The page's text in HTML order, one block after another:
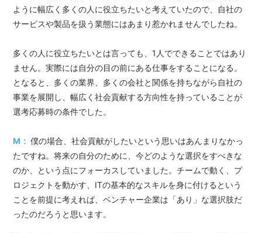
ように幅広く多くの人に役立ちたいと考えていたので、自社の
サービスや製品を扱う業態にはあまり惹かれませんでしたね。
多くの人に役立ちたいとは言っても、1人でできることではあり
ません。実際には自分の目の前にある仕事をすることになる。
となると、多くの業界、多くの会社と関係を持ちながら自社の
事業を展開し、幅広く社会貢献する方向性を持っていることが
選考応募時の条件でした。
M：僕の場合、社会貢献がしたいという思いはあんまりなかっ
たですね。将来の自分のために、今どのような選択をすべきな
のか、という点にフォーカスしていました。チームで動く、プ
ロジェクトを動かす、ITの基本的なスキルを身に付けるという
ことを前提に考えれば、ベンチャー企業は「あり」な選択肢だ
ったのだろうと思います。